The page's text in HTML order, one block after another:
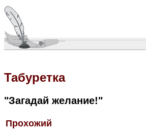
Табуретка
"Загадай желание!"
Прохожий